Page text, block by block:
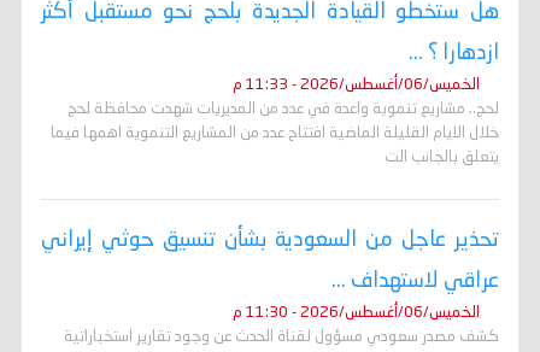
هل ستخطو القيادة الجديدة بلحج نحو مستقبل أكثر
ازدهارا ؟ ...
الخميس/06/أغسطس/2026 - 11:33 م
لحج.. مشاريع تنموية واعدة في عدد من المديريات شهدت محافظة لحج
خلال الايام القليلة الماضية افتتاح عدد من المشاريع التنموية اهمها فيما
يتعلق بالجانب الت
تحذير عاجل من السعودية بشأن تنسيق حوثي إيراني
عراقي لاستهداف ...
الخميس/06/أغسطس/2026 - 11:30 م
كشف مصدر سعودي مسؤول لقناة الحدث عن وجود تقارير استخباراتية